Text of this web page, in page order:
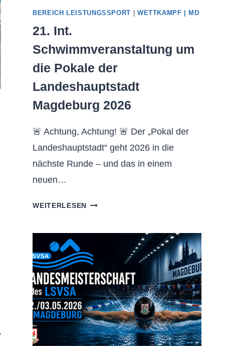
BEREICH LEISTUNGSSPORT WETTKAMPF | MD
21. Int.
Schwimmveranstaltung um
die Pokale der
Landeshauptstadt
Magdeburg 2026
🚨 Achtung, Achtung! 🚨 Der „Pokal der
Landeshauptstadt“ geht 2026 in die
nächste Runde – und das in einem
neuen…
WEITERLESEN 21.
DIE
POKALE
DER
LANDESHAUPTSTADT
MAGDEBURG
2026